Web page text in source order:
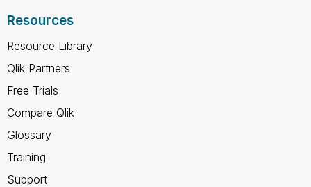
Resources
Resource Library
Qlik Partners
Free Trials
Compare Qlik
Glossary
Training
Support